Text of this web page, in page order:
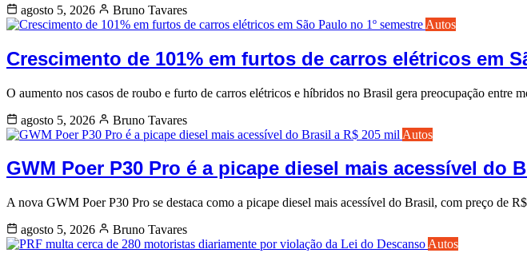
agosto 5, 2026
Bruno Tavares
Autos
Crescimento de 101% em furtos de carros elétricos em
O aumento nos casos de roubo e furto de carros elétricos e híbridos no Brasil gera preocupação
agosto 5, 2026
Bruno Tavares
Autos
GWM Poer P30 Pro é a picape diesel mais acessível do
A nova GWM Poer P30 Pro se destaca como a picape diesel mais acessível do Brasil, com preço de
agosto 5, 2026
Bruno Tavares
Autos